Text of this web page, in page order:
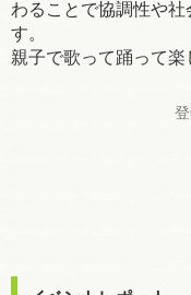
わることで協調性や
す。
親子で歌って踊って